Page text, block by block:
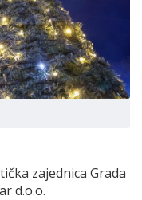
zajednica Grada
d.o.o.